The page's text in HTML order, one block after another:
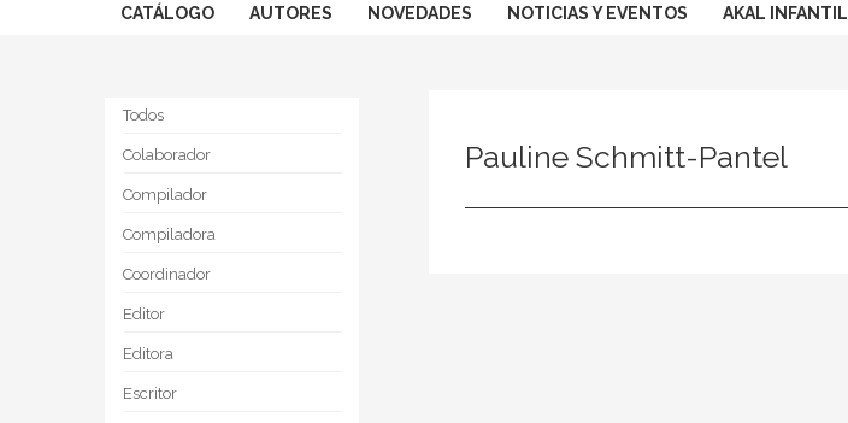
CATÁLOGO AUTORES NOVEDADES NOTICIAS Y EVENTOS AKAL INFANTIL
Todos
Colaborador
Compilador
Compiladora
Coordinador
Editor
Editora
Escritor
Pauline Schmitt-Pantel